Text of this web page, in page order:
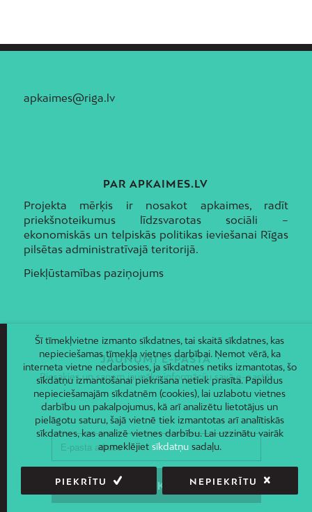
apkaimes@riga.lv
PAR APKAIMES.LV
Projekta mērķis ir nosakot apkaimes, radīt
priekšnoteikumus līdzsvarotas sociāli –
ekonomiskās un telpiskās politikas ieviešanai Rīgas
pilsētas administratīvajā teritorijā.
Piekļūstamības paziņojums
JAUNUMI E-PASTĀ
Piesakies un saņem jaunāko informāciju savā e-pastā!
Šī tīmekļvietne izmanto sīkdatnes, tai skaitā sīkdatnes, kas
nepieciešamas tīmekļa vietnes darbībai. Ņemot vērā, ka
interneta vietne nedarbosies, ja sīkdatnes netiks izmantotas, šo
sīkdatņu izmantošanai piekrišana netiek prasīta. Papildus
nepieciešamajām sīkdatnēm (cookies), lai uzlabotu vietnes
darbību un pakalpojumus, kā arī analizētu lietotājus un
pielāgotu saturu, šajā vietnē tiek izmantotas arī analītiskās
sīkdatnes, kas analizē vietnes darbību. Lai uzzinātu vairāk
apmeklējiet sīkdatņusadaļu.
PIEKRĪTU NEPIEKRĪTU